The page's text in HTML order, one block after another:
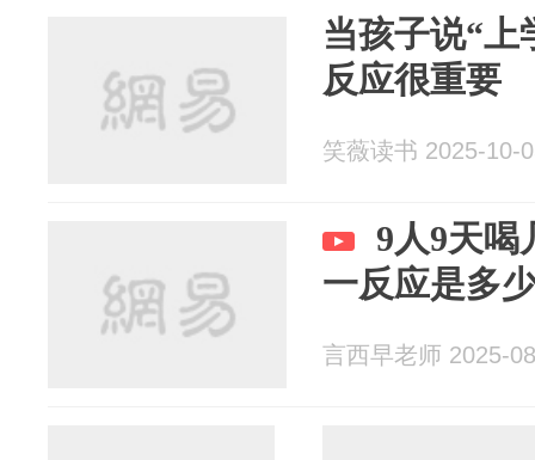
当孩子说“上
反应很重要
笑薇读书 2025-10-
9人9天喝
一反应是多
言西早老师 2025-